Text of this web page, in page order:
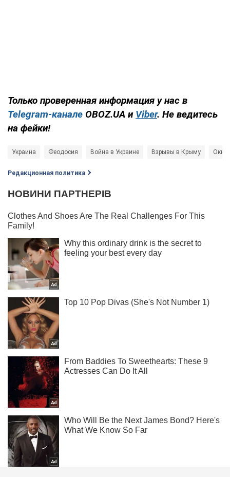
Только проверенная информация у нас в
Telegram-канале OBOZ.UA и Viber. Не ведитесь
на фейки!
Украина Феодосия Война в Украине Взрывы в Крыму
Редакционная политика